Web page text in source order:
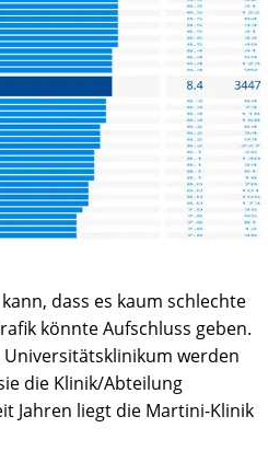
dass es kaum schlechte
könnte Aufschluss geben.
werden
die Klinik/Abteilung
Jahren liegt die Martini-Klinik